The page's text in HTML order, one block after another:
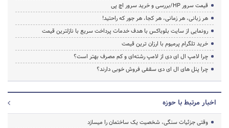
قیمت سرور HP/بررسی و خرید سرور اچ پی
هر زبانی، هر زمانی، هر کجا، هر جور که راحتید!
رونمایی از سایت بلوباکس با هدف خدمات پرداخت سریع با نازلترین قیمت
خرید تلگرام پرمیوم با ارزان ترین قیمت
چرا لامپ ال ای دی از لامپ رشته‌ای و کم مصرف بهتر است؟
چرا پنل های ال ای دی سقفی فروش خوبی دارند؟
اخبار مرتبط با حوزه
وقتی جزئیات سنگی، شخصیت یک ساختمان را میسازد